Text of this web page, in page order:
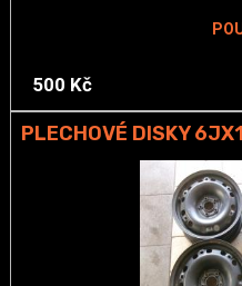
500 Kč
PLECHOVÉ DISKY